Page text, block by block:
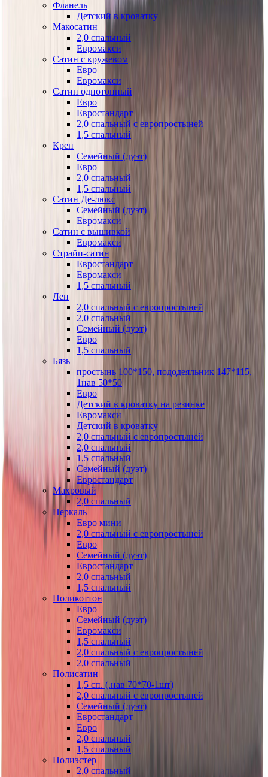
Фланель
Детский в кроватку
Макосатин
2,0 спальный
Евромакси
Сатин с кружевом
Евро
Евромакси
Сатин однотонный
Евро
Евростандарт
2,0 спальный с европростыней
1,5 спальный
Креп
Семейный (дуэт)
Евро
2,0 спальный
1,5 спальный
Сатин Де-люкс
Семейный (дуэт)
Евромакси
Сатин с вышивкой
Евромакси
Страйп-сатин
Евростандарт
Евромакси
1,5 спальный
Лен
2,0 спальный с европростыней
2,0 спальный
Семейный (дуэт)
Евро
1,5 спальный
Бязь
простынь 100*150, пододеяльник 147*115,
1нав 50*50
Евро
Детский в кроватку на резинке
Евромакси
Детский в кроватку
2,0 спальный с европростыней
2,0 спальный
1,5 спальный
Семейный (дуэт)
Евростандарт
Махровый
2,0 спальный
Перкаль
Евро мини
2,0 спальный с европростыней
Евро
Семейный (дуэт)
Евростандарт
2,0 спальный
1,5 спальный
Поликоттон
Евро
Семейный (дуэт)
Евромакси
1,5 спальный
2,0 спальный с европростыней
2,0 спальный
Полисатин
1,5 сп. (.нав 70*70-1шт)
2,0 спальный с европростыней
Семейный (дуэт)
Евростандарт
Евро
2,0 спальный
1,5 спальный
Полиэстер
2,0 спальный